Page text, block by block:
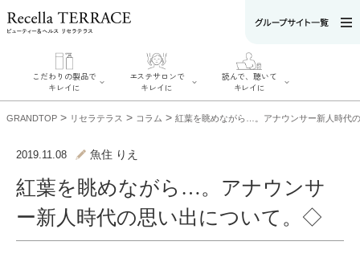
こだわりの製品で
キレイに
こだわりの製品
でキレイに
SERIES#01 私た
ちについて
エステサロンで
キレイに
エステサロンで
キレイに
リフティング認
定者在籍サロン
読んで、聴いて
キレイに
読んで、聴いてキ
レイに
ル
GRANDTOP > リセラテラス > コラム > 紅葉を眺めながら…。アナウンサー新人時代
2019.11.08 魚住 りえ
紅葉を眺めながら…。アナウンサ
ー新人時代の思い出について。◇